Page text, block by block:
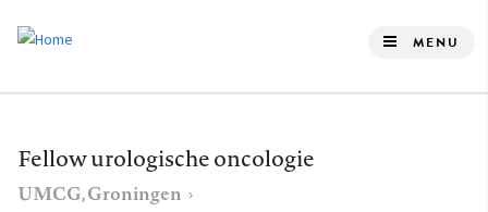
de
gaan
MENU
Fellow urologische oncologie
UMCG, Groningen